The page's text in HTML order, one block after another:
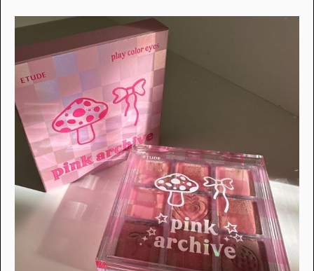
イベントに参加しよう！
・マイナビティーンズについて
・個人情報について
・読者プレゼント
・利用規約
・お問い合わせ
・広告掲載のお問い合わせ